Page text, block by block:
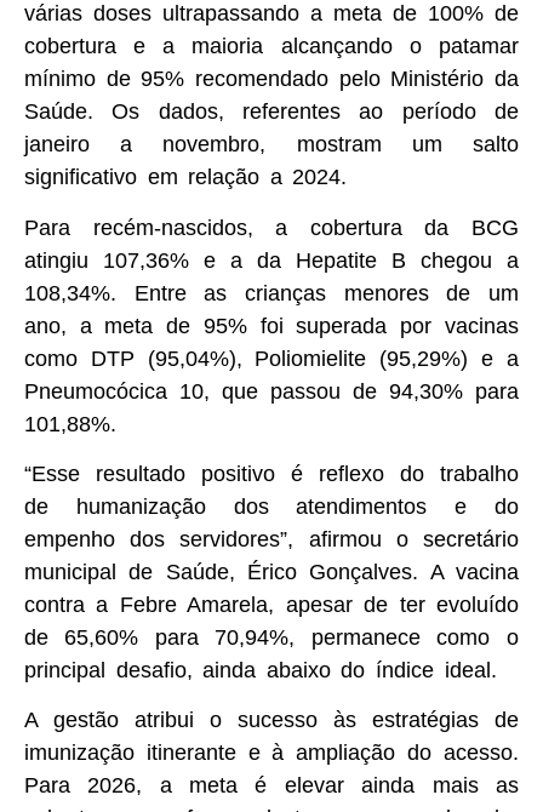
várias doses ultrapassando a meta de 100% de
cobertura e a maioria alcançando o patamar
mínimo de 95% recomendado pelo Ministério da
Saúde. Os dados, referentes ao período de
janeiro a novembro, mostram um salto
significativo em relação a 2024.
Para recém-nascidos, a cobertura da BCG
atingiu 107,36% e a da Hepatite B chegou a
108,34%. Entre as crianças menores de um
ano, a meta de 95% foi superada por vacinas
como DTP (95,04%), Poliomielite (95,29%) e a
Pneumocócica 10, que passou de 94,30% para
101,88%.
“Esse resultado positivo é reflexo do trabalho
de humanização dos atendimentos e do
empenho dos servidores”, afirmou o secretário
municipal de Saúde, Érico Gonçalves. A vacina
contra a Febre Amarela, apesar de ter evoluído
de 65,60% para 70,94%, permanece como o
principal desafio, ainda abaixo do índice ideal.
A gestão atribui o sucesso às estratégias de
imunização itinerante e à ampliação do acesso.
Para 2026, a meta é elevar ainda mais as